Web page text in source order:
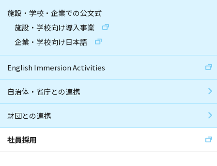
施設・学校・企業での公文式
施設・学校向け導入事業
企業・学校向け日本語
English Immersion Activities
自治体・省庁との連携
財団との連携
社員採用